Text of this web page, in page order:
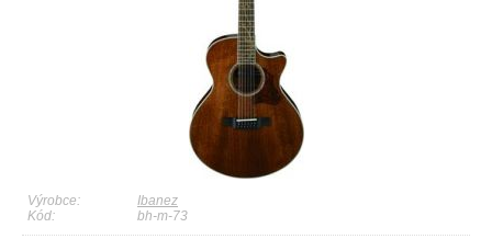
Výrobce:
Ibanez
Kód:
bh-m-73